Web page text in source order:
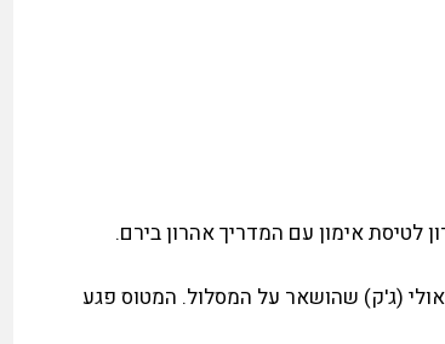
מגבה הידראולי (ג'ק) שהושאר על המסלול. המטוס פגע